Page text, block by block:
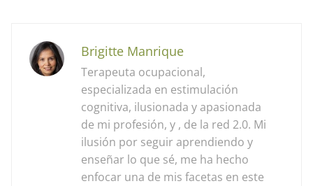
Brigitte Manrique
Terapeuta ocupacional,
especializada en estimulación
cognitiva, ilusionada y apasionada
de mi profesión, y , de la red 2.0. Mi
ilusión por seguir aprendiendo y
enseñar lo que sé, me ha hecho
enfocar una de mis facetas en este